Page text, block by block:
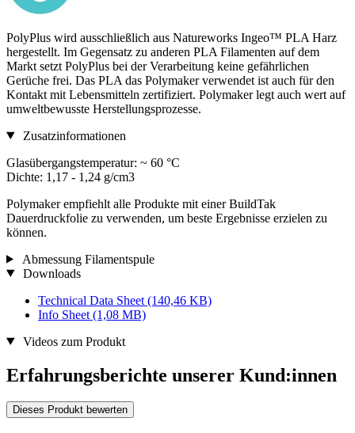
PolyPlus wird ausschließlich aus Natureworks Ingeo™ PLA Harz
hergestellt. Im Gegensatz zu anderen PLA Filamenten auf dem
Markt setzt PolyPlus bei der Verarbeitung keine gefährlichen
Gerüche frei. Das PLA das Polymaker verwendet ist auch für den
Kontakt mit Lebensmitteln zertifiziert. Polymaker legt auch wert auf
umweltbewusste Herstellungsprozesse.
Zusatzinformationen
Glasübergangstemperatur: ~ 60 °C
Dichte: 1,17 - 1,24 g/cm3
Polymaker empfiehlt alle Produkte mit einer BuildTak
Dauerdruckfolie zu verwenden, um beste Ergebnisse erzielen zu
können.
Abmessung Filamentspule
Downloads
Technical Data Sheet (140,46 KB)
Info Sheet (1,08 MB)
Videos zum Produkt
Erfahrungsberichte unserer Kund:innen
Dieses Produkt bewerten